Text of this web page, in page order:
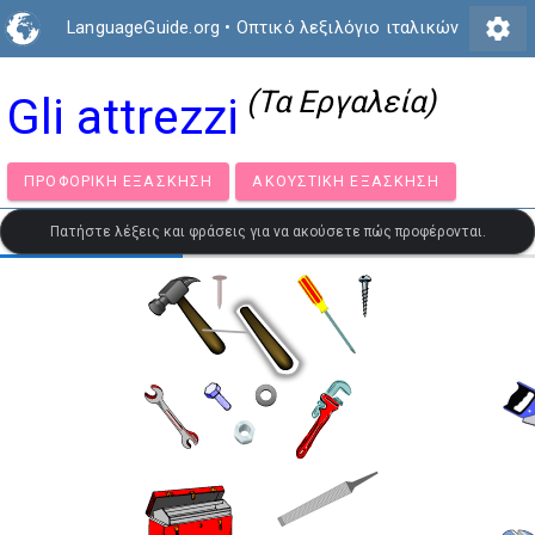
LanguageGuide.org • Οπτικό λεξιλόγιο ιταλικών settings
Gli attrezzi (Τα Εργαλεία)
ΠΡΟΦΟΡΙΚΉ ΕΞΆΣΚΗΣΗ ΑΚΟΥΣΤΙΚΉ ΕΞΆΣΚΗΣΗ
Πατήστε λέξεις και φράσεις για να ακούσετε πώς προφέρονται.